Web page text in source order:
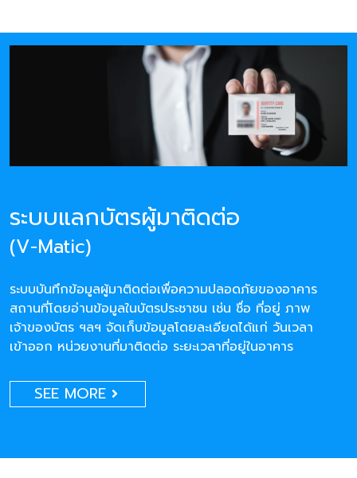
ระบบแลกบัตรผู้มาติดต่อ
(V-Matic)
ระบบบันทึกข้อมูลผู้มาติดต่อเพื่อความปลอดภัยของอาคาร
สถานที่โดยอ่านข้อมูลในบัตรประชาชน เช่น ชื่อ ที่อยู่ ภาพ
เจ้าของบัตร ฯลฯ จัดเก็บข้อมูลโดยละเอียดได้แก่ วันเวลา
เข้าออก หน่วยงานที่มาติดต่อ ระยะเวลาที่อยู่ในอาคาร
SEE MORE